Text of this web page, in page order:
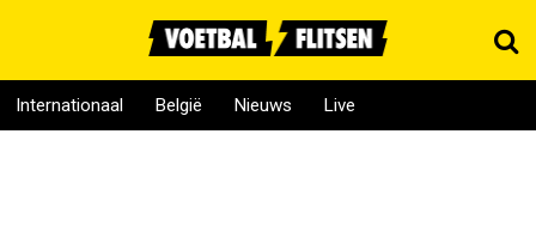
Internationaal België Nieuws Live